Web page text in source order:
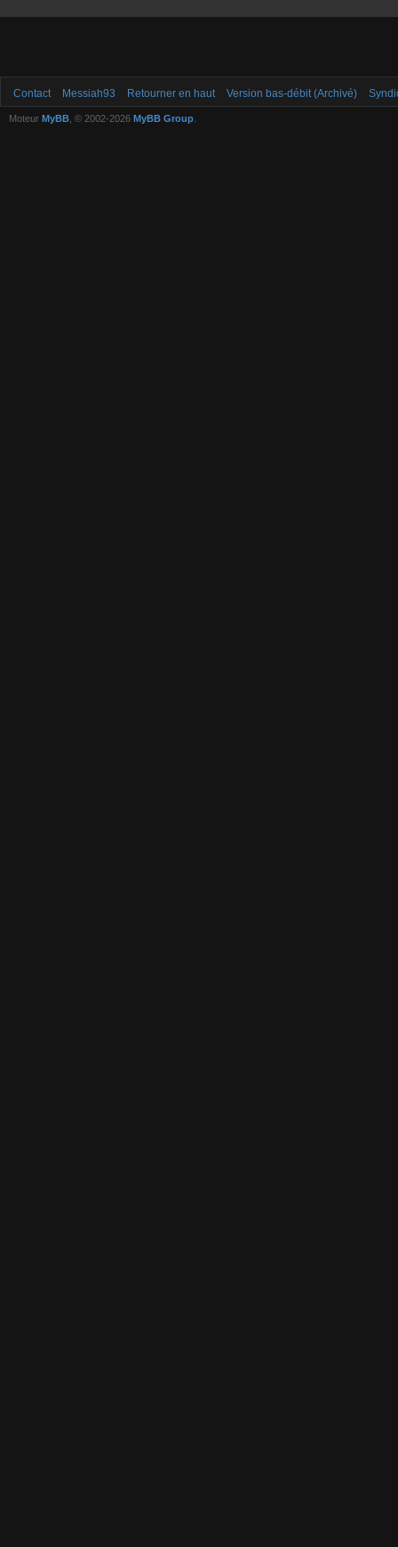
Contact Messiah93 Retourner en haut Version bas-débit (Archivé)
Moteur MyBB , © 2002-2026 MyBB Group